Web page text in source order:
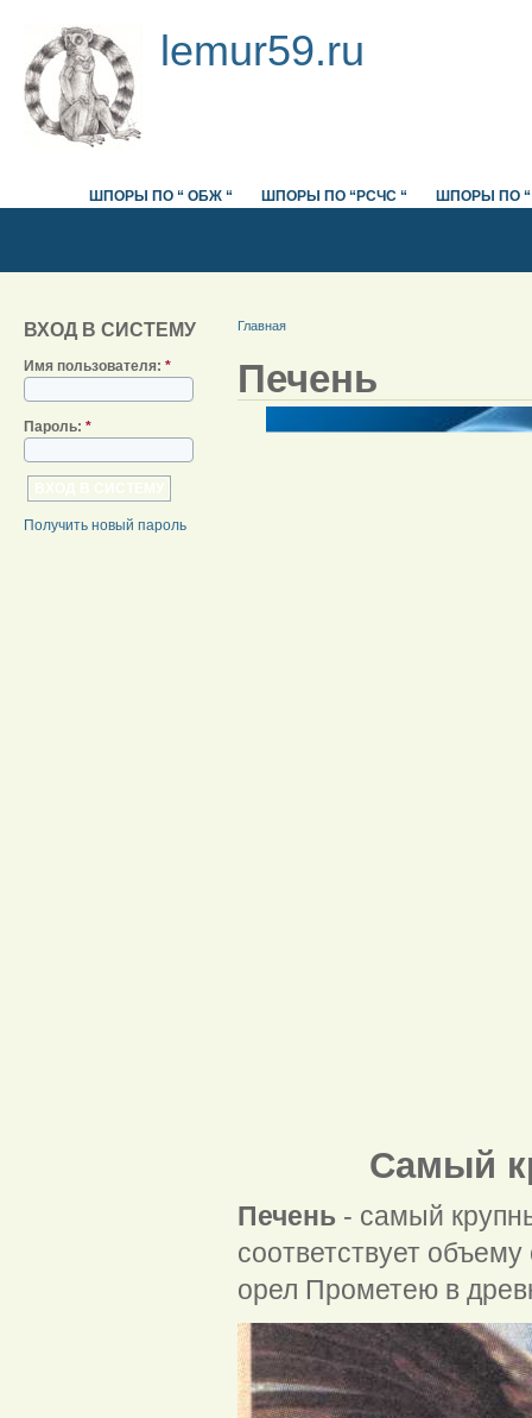
lemur59.ru
ШПОРЫ ПО “ ОБЖ “ ШПОРЫ ПО “РСЧС “ ШПОРЫ ПО “
ВХОД В СИСТЕМУ
Имя пользователя: *
Пароль: *
Получить новый пароль
Главная
Печень
Самый
Печень - самый
соответствует
орел Прометею в